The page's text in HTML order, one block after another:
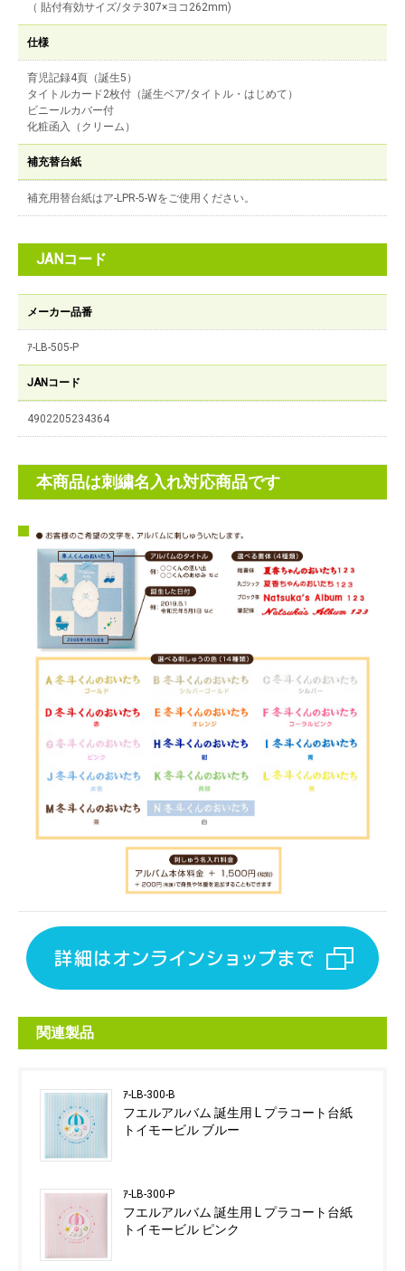
（ 貼付有効サイズ/タテ307×ヨコ262mm)
仕様
育児記録4頁（誕生5）
タイトルカード2枚付（誕生ベア/タイトル・はじめて）
ビニールカバー付
化粧函入（クリーム）
補充替台紙
補充用替台紙はア-LPR-5-Wをご使用ください。
JANコード
メーカー品番
ｱ-LB-505-P
JANコード
4902205234364
本商品は刺繍名入れ対応商品です
関連製品
ｱ-LB-300-B
フエルアルバム 誕生用 L プラコート台紙
トイモービル ブルー
ｱ-LB-300-P
フエルアルバム 誕生用 L プラコート台紙
トイモービル ピンク